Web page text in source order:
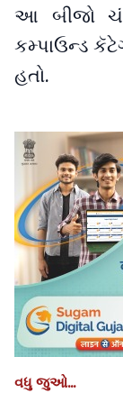
આ બીજો
કમ્પાઉન્ડ
હતો.
વધુ જુઓ...